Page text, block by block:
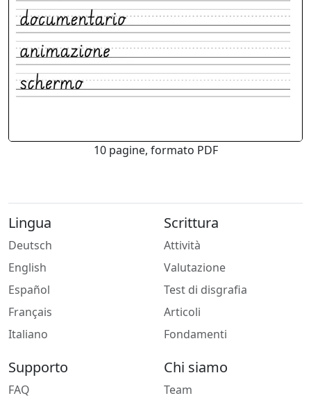
10 pagine, formato PDF
Lingua
Deutsch
English
Español
Français
Italiano
Scrittura
Attività
Valutazione
Test di disgrafia
Articoli
Fondamenti
Supporto
FAQ
Chi siamo
Team